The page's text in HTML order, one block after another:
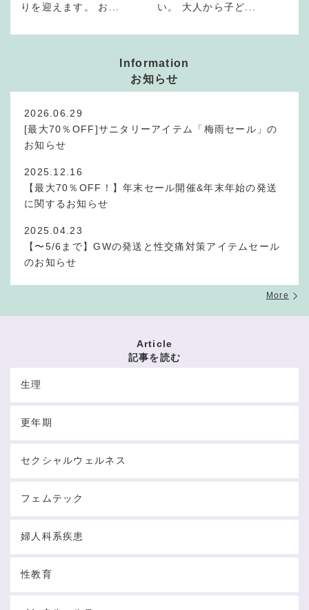
りを迎えます。 お...
い。 大人から子ど...
Information
お知らせ
2026.06.29
[最大70％OFF]サニタリーアイテム「梅雨セール」の
お知らせ
2025.12.16
【最大70％OFF！】年末セール開催&年末年始の発送
に関するお知らせ
2025.04.23
【〜5/6まで】GWの発送と性交痛対策アイテムセール
のお知らせ
More
Article
記事を読む
生理
更年期
セクシャルウェルネス
フェムテック
婦人科系疾患
性教育